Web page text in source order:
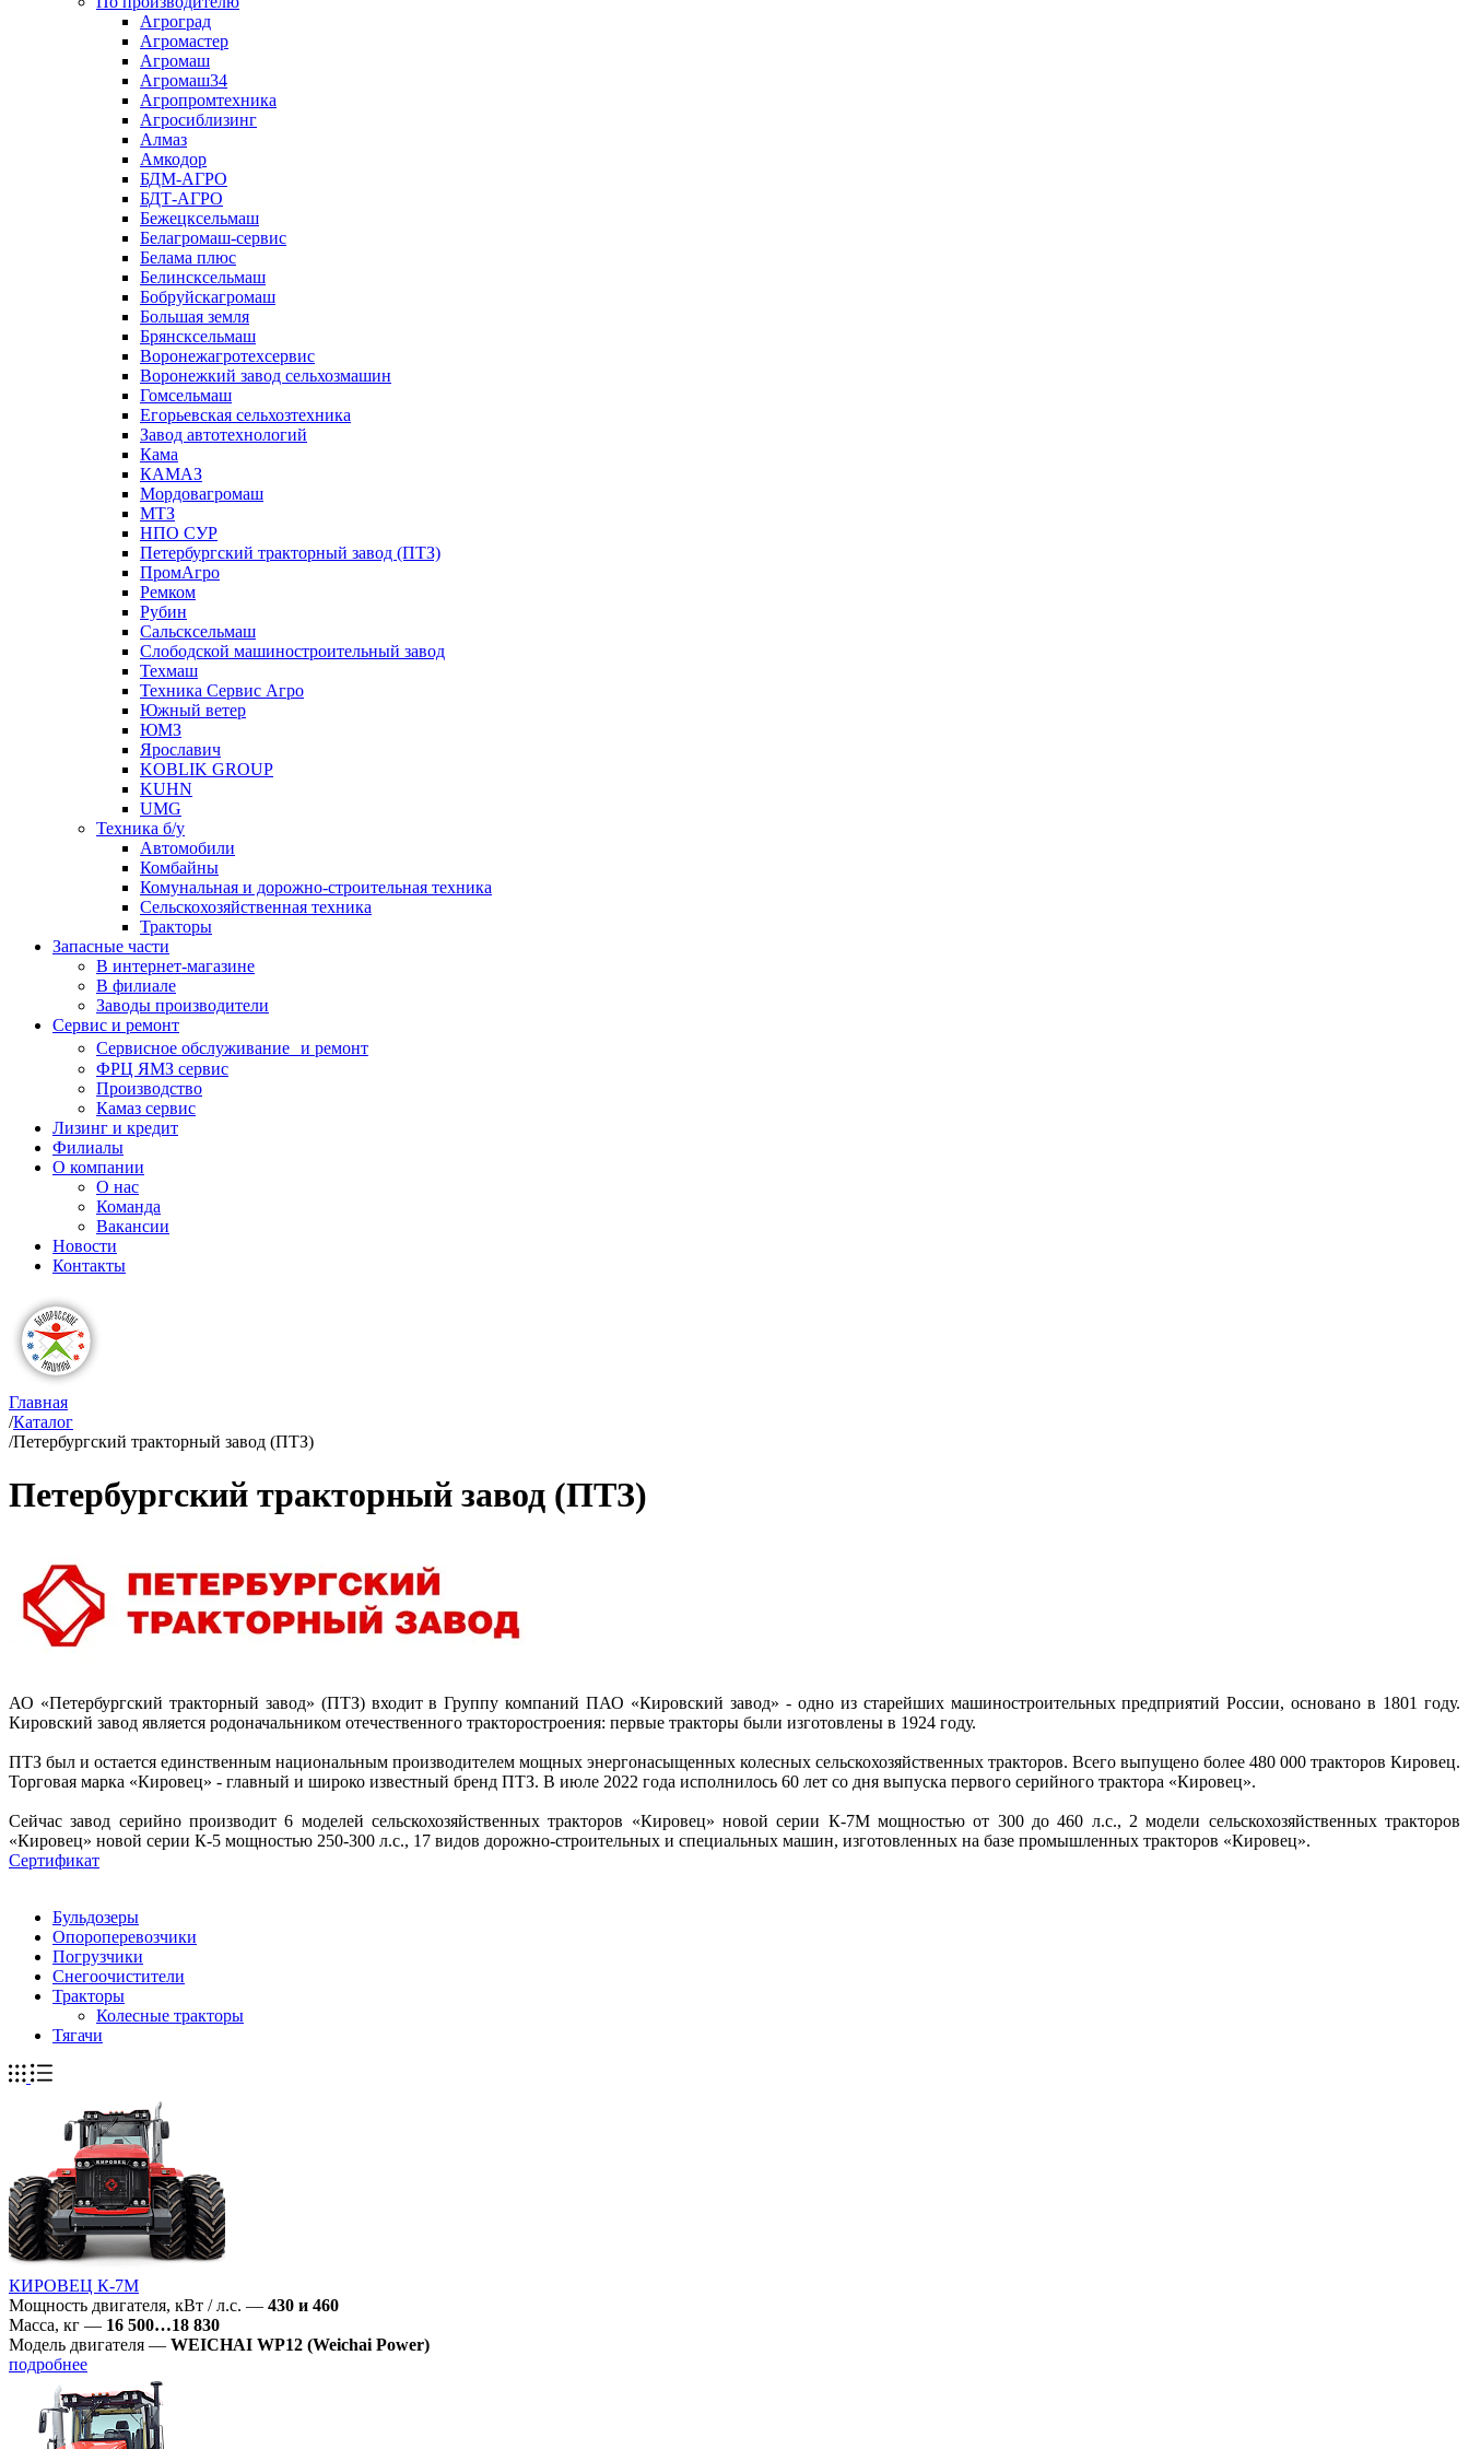
Агроград
Агромастер
Агромаш
Агромаш34
Агропромтехника
Агросиблизинг
Алмаз
Амкодор
БДМ-АГРО
БДТ-АГРО
Бежецксельмаш
Белагромаш-сервис
Белама плюс
Белинсксельмаш
Бобруйскагромаш
Большая земля
Брянсксельмаш
Воронежагротехсервис
Воронежкий завод сельхозмашин
Гомсельмаш
Егорьевская сельхозтехника
Завод автотехнологий
Кама
КАМАЗ
Мордовагромаш
МТЗ
НПО СУР
Петербургский тракторный завод (ПТЗ)
ПромАгро
Ремком
Рубин
Сальскcельмаш
Слободской машиностроительный завод
Техмаш
Техника Сервис Агро
Южный ветер
ЮМЗ
Ярославич
KOBLIK GROUP
KUHN
UMG
Техника б/у
Автомобили
Комбайны
Комунальная и дорожно-строительная техника
Сельскохозяйственная техника
Тракторы
Запасные части
В интернет-магазине
В филиале
Заводы производители
Сервис и ремонт
Сервисное обслуживание и ремонт
ФРЦ ЯМЗ сервис
Производство
Камаз сервис
Лизинг и кредит
Филиалы
О компании
О нас
Команда
Вакансии
Новости
Контакты
Главная
/Каталог
/Петербургский тракторный завод (ПТЗ)
Петербургский тракторный завод (ПТЗ)
АО «Петербургский тракторный завод» (ПТЗ) входит в Группу компаний ПАО «Кировский завод» - одно из старейших машиностроительных предприятий России, основано в 1801 году.
Кировский завод является родоначальником отечественного тракторостроения: первые тракторы были изготовлены в 1924 году.
ПТЗ был и остается единственным национальным производителем мощных энергонасыщенных колесных сельскохозяйственных тракторов. Всего выпущено более 480 000 тракторов Кировец.
Торговая марка «Кировец» - главный и широко известный бренд ПТЗ. В июле 2022 года исполнилось 60 лет со дня выпуска первого серийного трактора «Кировец».
Сейчас завод серийно производит 6 моделей сельскохозяйственных тракторов «Кировец» новой серии К-7М мощностью от 300 до 460 л.с., 2 модели сельскохозяйственных тракторов
«Кировец» новой серии К-5 мощностью 250-300 л.с., 17 видов дорожно-строительных и специальных машин, изготовленных на базе промышленных тракторов «Кировец».
Сертификат
Бульдозеры
Опороперевозчики
Погрузчики
Снегоочистители
Тракторы
Колесные тракторы
Тягачи
КИРОВЕЦ К-7М
Мощность двигателя, кВт / л.с. — 430 и 460
Масса, кг — 16 500…18 830
Модель двигателя — WEICHAI WP12 (Weichai Power)
подробнее